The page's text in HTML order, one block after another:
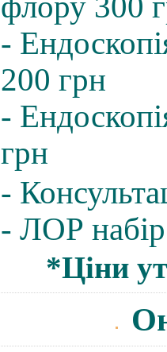
-
200 грн
-
грн
-
- ЛОР
*Ціни